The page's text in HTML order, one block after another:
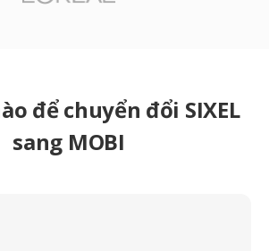
để chuyển đổi SIXEL
sang MOBI